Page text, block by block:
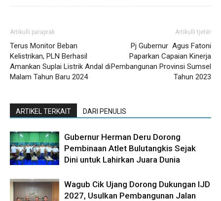
Artikulli paraprak
Terus Monitor Beban
Kelistrikan, PLN Berhasil
Amankan Suplai Listrik Andal di
Malam Tahun Baru 2024
Artikulli tjetër
Pj Gubernur Agus Fatoni
Paparkan Capaian Kinerja
Pembangunan Provinsi Sumsel
Tahun 2023
ARTIKEL TERKAIT DARI PENULIS
Gubernur Herman Deru Dorong
Pembinaan Atlet Bulutangkis Sejak
Dini untuk Lahirkan Juara Dunia
Wagub Cik Ujang Dorong Dukungan IJD
2027, Usulkan Pembangunan Jalan